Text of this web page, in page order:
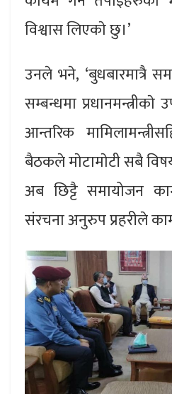
विश्वास लिएकाे छु।’
उनले भने‚ ‘बुधबारमात्रै
सम्बन्धमा प्रधानमन्त्रीकाे
आन्तरिक
बैठकले माेटामाेटी सबै
अब छिट्टै समायोजन
संरचना अनुरुप प्रहरीले